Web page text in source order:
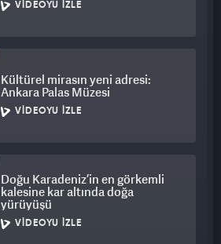
VIDEOYU İZLE
Kültürel mirasın yeni adresi:
Ankara Palas Müzesi
VIDEOYU İZLE
Doğu Karadeniz’in en görkemli
kalesine kar altında doğa
yürüyüşü
VIDEOYU İZLE